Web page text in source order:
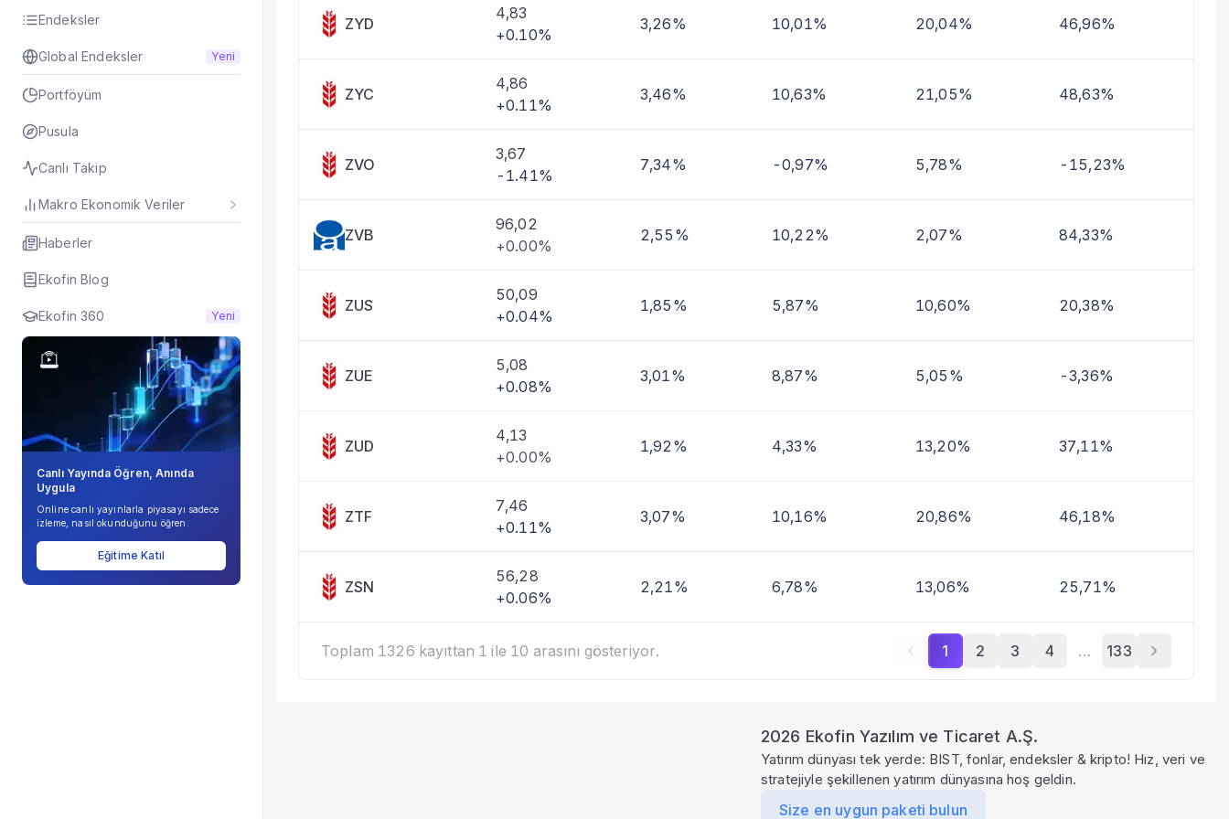
Endeksler
Global Endeksler Yeni
Portföyüm
Pusula
Canlı Takip
Makro Ekonomik Veriler
Haberler
Ekofin Blog
Ekofin 360 Yeni
Canlı Yayında Öğren, Anında
Uygula
Online canlı yayınlarla piyasayı sadece
izleme, nasıl okunduğunu öğren.
Eğitime Katıl
Taşınan Fonlar
Fiyat Endeks Değişimi
ZYD
4,83
+0.10%
3,26% 10,01% 20,04% 46,96%
ZYC
4,86
+0.11%
3,46% 10,63% 21,05% 48,63%
ZVO
3,67
-1.41%
7,34% -0,97% 5,78% -15,23%
ZVB
96,02
+0.00%
2,55% 10,22% 2,07% 84,33%
ZUS
50,09
+0.04%
1,85% 5,87% 10,60% 20,38%
ZUE
5,08
+0.08%
3,01% 8,87% 5,05% -3,36%
ZUD
4,13
+0.00%
1,92% 4,33% 13,20% 37,11%
ZTF
7,46
+0.11%
3,07% 10,16% 20,86% 46,18%
ZSN
56,28
+0.06%
2,21% 6,78% 13,06% 25,71%
Toplam 1326 kayıttan 1 ile 10 arasını gösteriyor. 1 2 3 4 … 133
2026 Ekofin Yazılım ve Ticaret A.Ş.
Yatırım dünyası tek yerde: BIST, fonlar, endeksler & kripto! Hız, veri ve
stratejiyle şekillenen yatırım dünyasına hoş geldin.
Size en uygun paketi bulun